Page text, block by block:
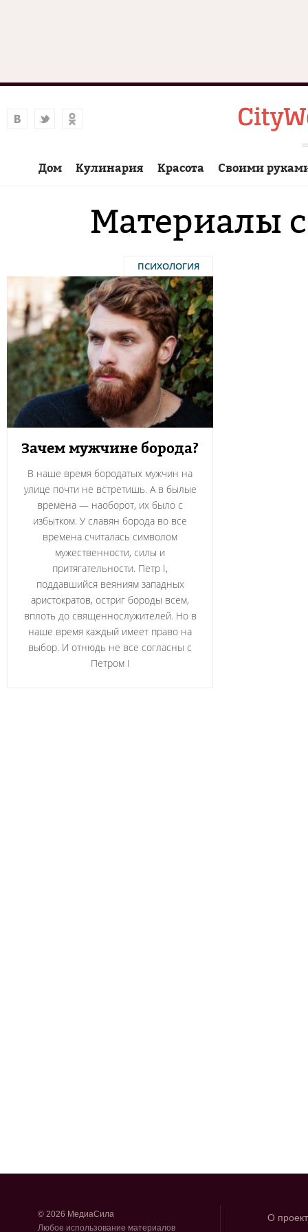
Дом Кулинария Красота Своими
Материалы
ПСИХОЛОГИЯ
Зачем мужчине борода?
В наше время бородатых мужчин на
улице почти не встретишь. А в былые
времена — наоборот, их было с
избытком. У славян борода во все
времена считалась символом
мужественности, силы и
притягательности. Петр I,
поддавшийся веяниям западных
аристократов, остриг бороды всем,
вплоть до священнослужителей. Но в
наше время каждый имеет право на
выбор. И отнюдь не все согласны с
Петром I
© 2026 МедиаСила
Любое использование материалов
О